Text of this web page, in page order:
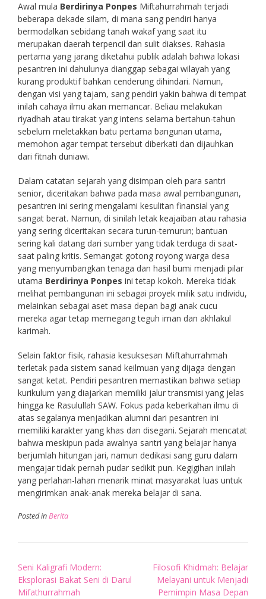
Awal mula Berdirinya Ponpes Miftahurrahmah terjadi
beberapa dekade silam, di mana sang pendiri hanya
bermodalkan sebidang tanah wakaf yang saat itu
merupakan daerah terpencil dan sulit diakses. Rahasia
pertama yang jarang diketahui publik adalah bahwa lokasi
pesantren ini dahulunya dianggap sebagai wilayah yang
kurang produktif bahkan cenderung dihindari. Namun,
dengan visi yang tajam, sang pendiri yakin bahwa di tempat
inilah cahaya ilmu akan memancar. Beliau melakukan
riyadhah atau tirakat yang intens selama bertahun-tahun
sebelum meletakkan batu pertama bangunan utama,
memohon agar tempat tersebut diberkati dan dijauhkan
dari fitnah duniawi.
Dalam catatan sejarah yang disimpan oleh para santri
senior, diceritakan bahwa pada masa awal pembangunan,
pesantren ini sering mengalami kesulitan finansial yang
sangat berat. Namun, di sinilah letak keajaiban atau rahasia
yang sering diceritakan secara turun-temurun; bantuan
sering kali datang dari sumber yang tidak terduga di saat-
saat paling kritis. Semangat gotong royong warga desa
yang menyumbangkan tenaga dan hasil bumi menjadi pilar
utama Berdirinya Ponpes ini tetap kokoh. Mereka tidak
melihat pembangunan ini sebagai proyek milik satu individu,
melainkan sebagai aset masa depan bagi anak cucu
mereka agar tetap memegang teguh iman dan akhlakul
karimah.
Selain faktor fisik, rahasia kesuksesan Miftahurrahmah
terletak pada sistem sanad keilmuan yang dijaga dengan
sangat ketat. Pendiri pesantren memastikan bahwa setiap
kurikulum yang diajarkan memiliki jalur transmisi yang jelas
hingga ke Rasulullah SAW. Fokus pada keberkahan ilmu di
atas segalanya menjadikan alumni dari pesantren ini
memiliki karakter yang khas dan disegani. Sejarah mencatat
bahwa meskipun pada awalnya santri yang belajar hanya
berjumlah hitungan jari, namun dedikasi sang guru dalam
mengajar tidak pernah pudar sedikit pun. Kegigihan inilah
yang perlahan-lahan menarik minat masyarakat luas untuk
mengirimkan anak-anak mereka belajar di sana.
Posted inBerita
Post
navigation
Seni Kaligrafi Modern:
Eksplorasi Bakat Seni di Darul
Mifathurrahmah
Filosofi Khidmah: Belajar
Melayani untuk Menjadi
Pemimpin Masa Depan